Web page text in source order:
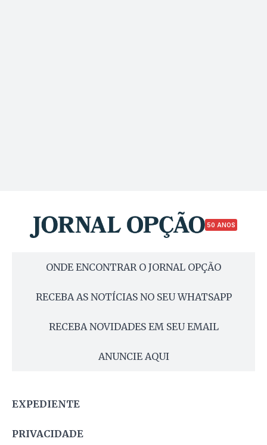
50 ANOS
ONDE ENCONTRAR O JORNAL OPÇÃO
RECEBA AS NOTÍCIAS NO SEU WHATSAPP
RECEBA NOVIDADES EM SEU EMAIL
ANUNCIE AQUI
EXPEDIENTE
PRIVACIDADE